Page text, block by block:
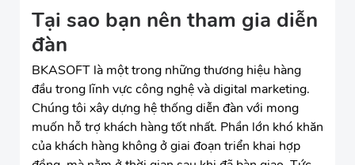
Tại sao bạn nên tham gia diễn
đàn
BKASOFT là một trong những thương hiệu hàng
đầu trong lĩnh vực công nghệ và digital marketing.
Chúng tôi xây dựng hệ thống diễn đàn với mong
muốn hỗ trợ khách hàng tốt nhất. Phần lớn khó khăn
của khách hàng không ở giai đoạn triển khai hợp